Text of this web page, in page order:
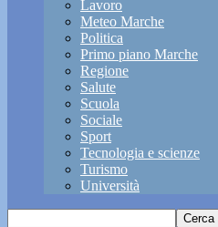
Lavoro
Meteo Marche
Politica
Primo piano Marche
Regione
Salute
Scuola
Sociale
Sport
Tecnologia e scienze
Turismo
Università